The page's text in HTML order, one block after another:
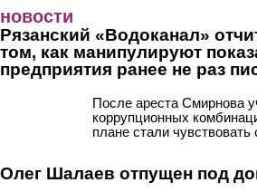
новости
Рязанский «Водоканал»
том, как манипулируют
предприятия ранее не раз
После ареста Смирнова
коррупционных
плане стали чувствовать
Олег Шалаев отпущен под